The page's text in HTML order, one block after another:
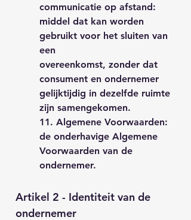
communicatie op afstand:
middel dat kan worden
gebruikt voor het sluiten van
een
overeenkomst, zonder dat
consument en ondernemer
gelijktijdig in dezelfde ruimte
zijn samengekomen.
11. Algemene Voorwaarden:
de onderhavige Algemene
Voorwaarden van de
ondernemer.
Artikel 2 - Identiteit van de
ondernemer